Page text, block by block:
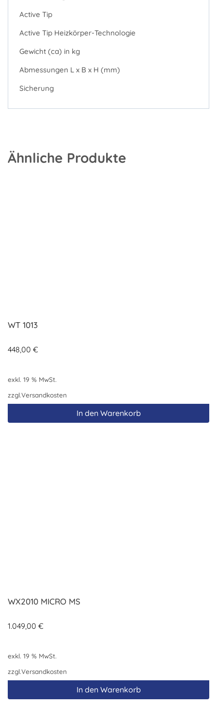
Active Tip
Active Tip Heizkörper-Technologie
Gewicht (ca) in kg
Abmessungen L x B x H (mm)
Sicherung
Ähnliche Produkte
WT 1013
448,00 €
exkl. 19 % MwSt.
zzgl.Versandkosten
In den Warenkorb
WX2010 MICRO MS
1.049,00 €
exkl. 19 % MwSt.
zzgl.Versandkosten
In den Warenkorb